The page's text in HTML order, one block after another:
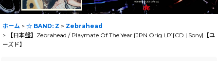
ホーム > ☆ BAND: Z > Zebrahead
>
【日本盤】Zebrahead / Playmate Of The Year [JPN Orig.LP][CD | Sony]【ユ
ーズド】